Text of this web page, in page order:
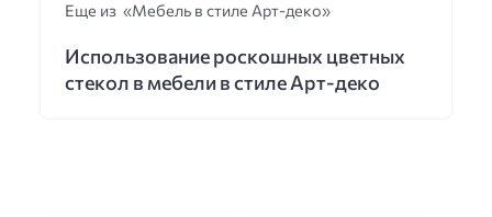
Еще из «Мебель в стиле Арт-деко»
Использование роскошных цветных
стекол в мебели в стиле Арт-деко